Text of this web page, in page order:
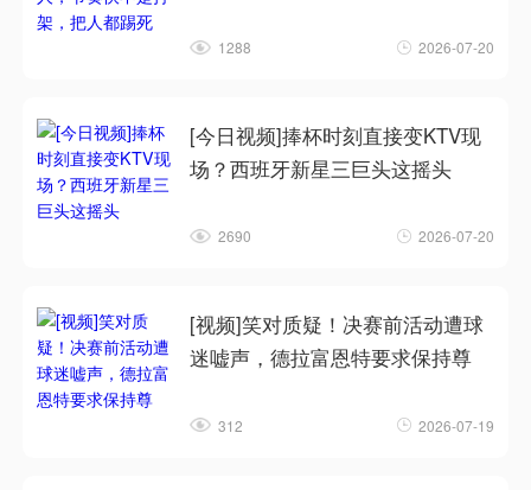
1288 2026-07-20
[今日视频]捧杯时刻直接变KTV现
场？西班牙新星三巨头这摇头
2690 2026-07-20
[视频]笑对质疑！决赛前活动遭球
迷嘘声，德拉富恩特要求保持尊
312 2026-07-19